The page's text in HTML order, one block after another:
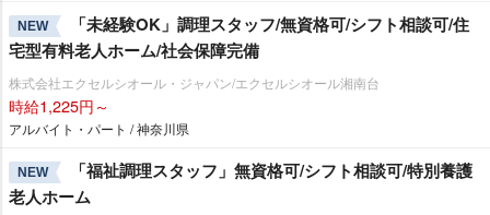
NEW
「未経験OK」調理スタッフ/無資格可/シフト相談可/住
宅型有料老人ホーム/社会保障完備
株式会社エクセルシオール・ジャパン/エクセルシオール湘南台
時給1,225円～
アルバイト・パート / 神奈川県
NEW
「福祉調理スタッフ」無資格可/シフト相談可/特別養護
老人ホーム